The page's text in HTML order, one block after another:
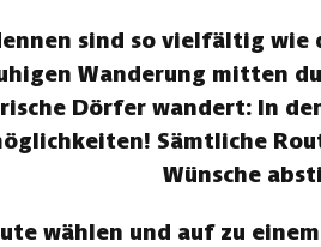
sind so vielfältig
Wanderung mitten
Dörfer wandert: In
Sämtliche
Wünsche
wählen und auf zu